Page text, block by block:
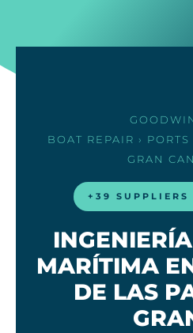
BOAT REPAIR ›
GRAN
+39 SUPPLIERS
MARÍTIMA
DE LAS